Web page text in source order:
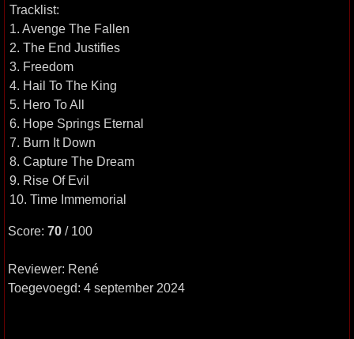
Tracklist:
1. Avenge The Fallen
2. The End Justifies
3. Freedom
4. Hail To The King
5. Hero To All
6. Hope Springs Eternal
7. Burn It Down
8. Capture The Dream
9. Rise Of Evil
10. Time Immemorial
Score: 70 / 100
Reviewer: René
Toegevoegd: 4 september 2024